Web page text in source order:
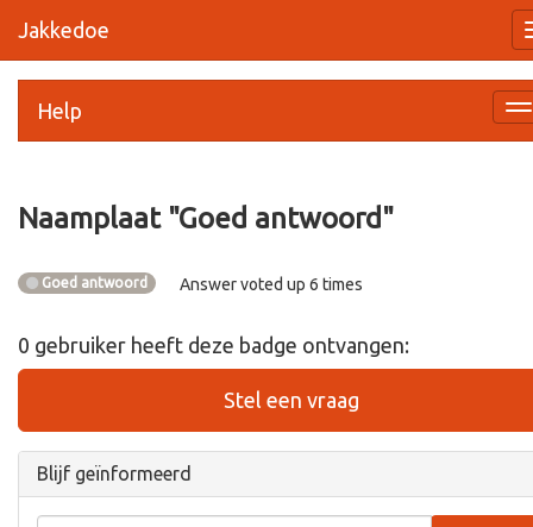
Jakkedoe
Help
Naamplaat "Goed antwoord "
Goed antwoord Answer voted up 6 times
0 gebruiker heeft deze badge ontvangen:
Stel een vraag
Blijf geïnformeerd